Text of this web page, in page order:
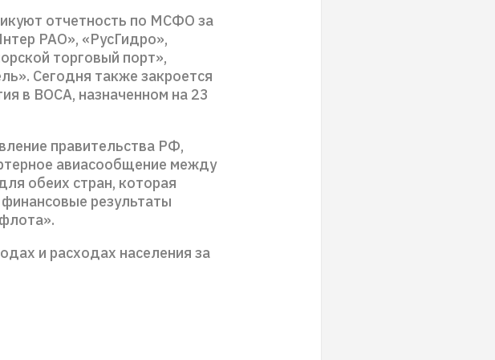
отчетность по МСФО за
РАО», «РусГидро»,
торговый порт»,
Сегодня также закроется
в ВОСА, назначенном на 23
правительства РФ,
авиасообщение между
обеих стран, которая
результаты
и расходах населения за